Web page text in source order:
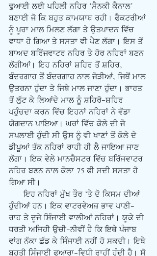
ਢੁਆਈ ਲਈ ਪਹਿਲੀ ਨਹਿਰ ‘ਸੈਨਕੀ ਕੈਨਾਲ’
ਬਣਾਈ ਜੋ ਕਿ ਬਹੁਤ ਕਾਮਯਾਬ ਰਹੀ। ਫੈਕਟਰੀਆਂ
ਨੂੰ ਪੂਰਾ ਮਾਲ ਮਿਲਣ ਲੱਗਾ ਤੇ ਉਤਪਾਦਨ ਵਿੱਚ
ਵਾਧਾ ਹੋ ਗਿਆ ਤੇ ਸਸਤਾ ਵੀ ਪੈਣ ਲੱਗਾ। ਇਸ ਤੋਂ
ਬਾਅਦ ਬਰਿੱਜਵਾਟਰ ਨਹਿਰ ਤੇ ਹੋਰ ਨਹਿਰਾਂ ਬਣਨ
ਲੱਗੀਆਂ। ਇਹ ਨਹਿਰਾਂ ਸ਼ਹਿਰ ਤੋਂ ਸ਼ਹਿਰ,
ਬੰਦਰਗਾਹ ਤੋਂ ਬੰਦਰਗਾਹ ਨਾਲ ਜੋੜੀਆਂ, ਜਿਥੋਂ ਮਾਲ
ਉਤਰਨਾ ਹੁੰਦਾ ਤੇ ਜਿਥੇ ਮਾਲ ਜਾਣਾ ਹੁੰਦਾ। ਭਾਰਤ
ਤੋਂ ਲੁੱਟ ਕੇ ਲਿਆਂਦੇ ਮਾਲ ਨੂੰ ਸ਼ਹਿਰੋ-ਸ਼ਹਿਰ
ਪਹੁੰਚਦਾ ਕਰਨ ਵਿੱਚ ਇਹਨਾਂ ਨਹਿਰਾਂ ਨੇ ਵੱਡਾ
ਯੋਗਦਾਨ ਪਾਇਆ। ਘਰਾਂ ਵਿੱਚ ਕੋਲੇ ਦੀ ਜੋ
ਸਪਲਾਈ ਹੁੰਦੀ ਸੀ ਉਸ ਨੂੰ ਵੀ ਖਾਣਾਂ ਤੋਂ ਕੋਲੇ ਦੇ
ਡੀਪੂਆਂ ਤੱਕ ਨਹਿਰਾਂ ਰਾਹੀ ਹੀ ਲੈ ਜਾਇਆ ਜਾਣ
ਲੱਗਾ। ਇਕ ਵੇਲੇ ਮਾਨਚੈਸਟਰ ਵਿੱਚ ਬਰਿੱਜਵਾਟਰ
ਨਹਿਰ ਬਣਨ ਨਾਲ ਕੋਲਾ 75 ਫੀ ਸਦੀ ਸਸਤਾ ਹੋ
ਗਿਆ ਸੀ।
      ਇਹ ਨਹਿਰਾਂ ਮੁੱਖ ਤੌਰ ‘ਤੇ ਦੋ ਕਿਸਮ ਦੀਆਂ
ਹੁੰਦੀਆਂ ਹਨ। ਇਕ ਵਾਟਰਵੇਅਜ਼ ਭਾਵ ਪਾਣੀ-
ਰਾਹ ਤੇ ਦੂਜੇ ਸਿੰਜਾਈ ਵਾਲੀਆਂ ਨਹਿਰਾਂ। ਯੂਕੇ ਦੀ
ਧਰਤੀ ਅਜਿਹੀ ਉਚੀ-ਨੀਵੀਂ ਹੈ ਕਿ ਇਥੇ ਪੰਜਾਬ
ਵਾਂਗ ਨੱਕਾ ਛੱਡ ਕੇ ਸਿੰਜਾਈ ਨਹੀਂ ਹੋ ਸਕਦੀ। ਇਥੇ
ਬਹੁਤੀ ਸਿੰਜਾਈ ਫੁਆਰਾ-ਵਿਧੀ ਰਾਹੀਂ ਹੁੰਦੀ ਹੈ। ਸੋ